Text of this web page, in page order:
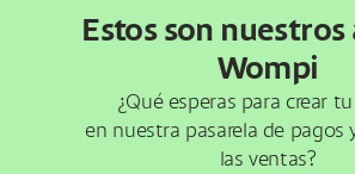
Estos son
Wompi
¿Qué esperas para crear
en nuestra pasarela de pagos
las ventas?